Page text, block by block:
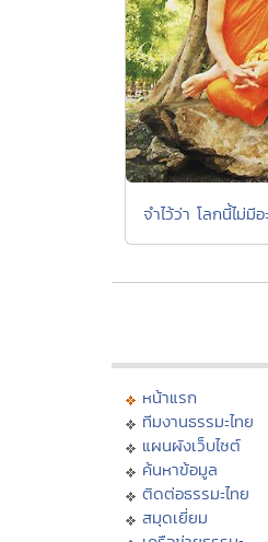
จำไว้ว่า โลกนี้ไม่มีอ
หน้าแรก
ทีมงานธรรมะไทย
แผนผังเว็บไซต์
ค้นหาข้อมูล
ติดต่อธรรมะไทย
สมุดเยี่ยม